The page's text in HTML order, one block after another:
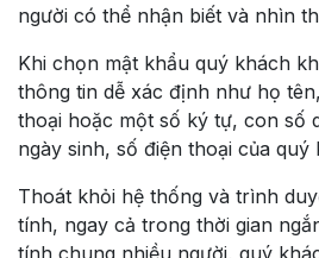
người có thể nhận biết và nhìn
Khi chọn mật khẩu quý khách
thông tin dễ xác định như họ
thoại hoặc một số ký tự, con số
ngày sinh, số điện thoại của quý
Thoát khỏi hệ thống và trình
tính, ngay cả trong thời gian
tính chung nhiều người, quý